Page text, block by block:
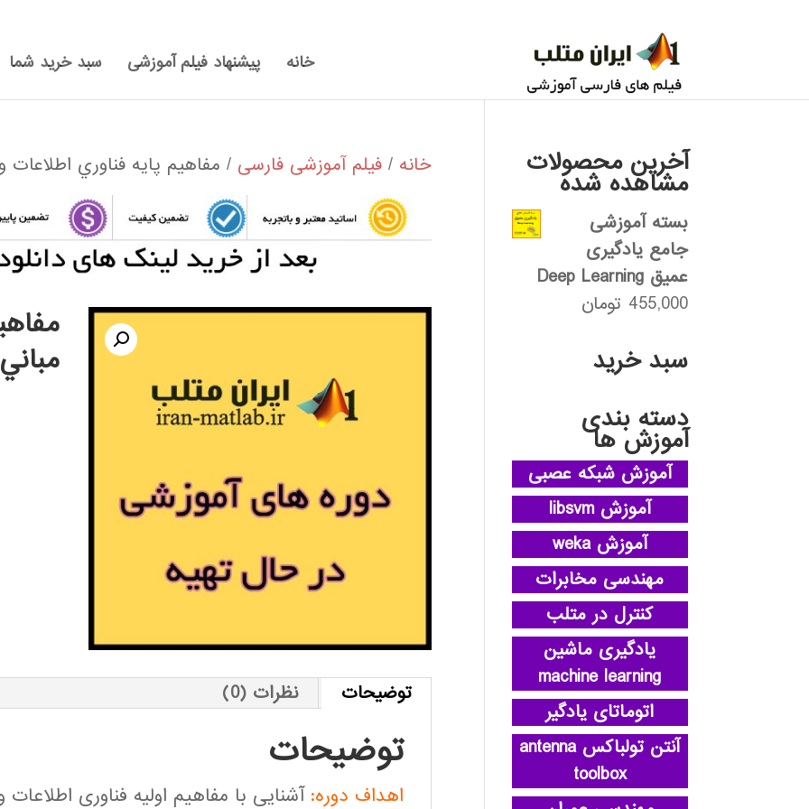
خانه پیشنهاد فیلم آموزشی سبد خرید شما
خانه / فیلم آموزشی فارسی / مفاهيم پايه فناوري اطلاعات
توضیحات نظرات (0)
توضیحات
اهداف دوره: آشنایی با مفاهیم اولیه فناوری اطلاعات
آخرین محصولات
مشاهده شده
بسته آموزشی
جامع یادگیری
عمیق Deep Learning
455,000 تومان
سبد خرید
دسته بندی
آموزش ها
آموزش شبکه عصبی
آموزش libsvm
آموزش weka
مهندسی مخابرات
کنترل در متلب
یادگیری ماشین
machine learning
اتوماتای یادگیر
آنتن تولباکس antenna
toolbox